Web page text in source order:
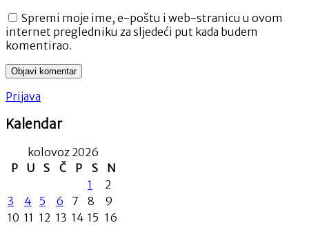
Spremi moje ime, e-poštu i web-stranicu u ovom
internet pregledniku za sljedeći put kada budem
komentirao.
Prijava
Kalendar
kolovoz 2026
P
U S Č P S
N
1
2
3
4 5 6 7 8
9
10 11 12 13 14 15 16